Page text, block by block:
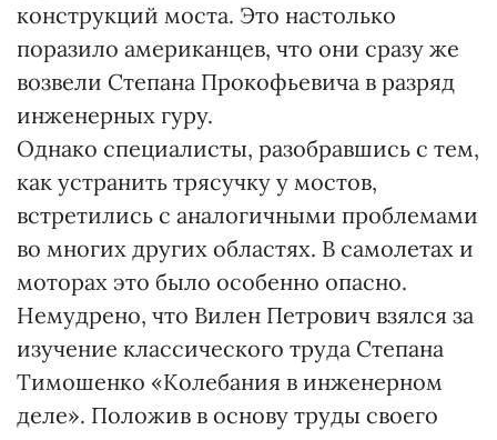
конструкций моста. Это настолько
поразило американцев, что они сразу же
возвели Степана Прокофьевича в разряд
инженерных гуру.
Однако специалисты, разобравшись с тем,
как устранить трясучку у мостов,
встретились с аналогичными проблемами
во многих других областях. В самолетах и
моторах это было особенно опасно.
Немудрено, что Вилен Петрович взялся за
изучение классического труда Степана
Тимошенко «Колебания в инженерном
деле». Положив в основу труды своего